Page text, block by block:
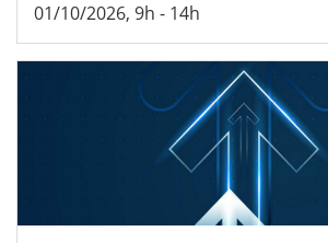
01/10/2026, 9h - 14h